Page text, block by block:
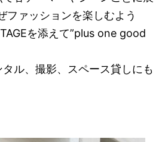
ファッションを楽しむよう
を添えて”plus one good
ル、撮影、スペース貸しにも